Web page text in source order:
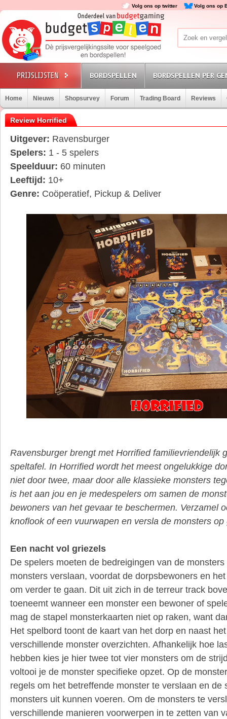
Volg ons op twitter Volg ons op
BORDSPELLEN BORDSPELLEN PER
Home Nieuws Shopsurvey Forum Trading Board Reviews
Review Horrified
Uitgever: Ravensburger
Spelers: 1 - 5 spelers
Speelduur: 60 minuten
Leeftijd: 10+
Genre: Coöperatief, Pickup & Deliver
Ravensburger brengt met Horrified familievriendelijk
speltafel. In Horrified wordt het meest ongelukkige
niet door twee, maar door alle klassieke monsters
is het aan jou en je medespelers om samen de
bewoners van het gevaar te beschermen. Verzamel
knoflook of een vuurwapen en versla de monsters
Een nacht vol griezels
De spelers moeten de bedreigingen van de
monsters verslaan, voordat de dorpsbewoners en
om verder te gaan. Dit uit zich in de terreur track
toeneemt wanneer een monster een bewoner of
mag de stapel monsterkaarten niet op raken, want
Het spelbord toont de kaart van het dorp en naast
verschillende monster overzichten. Afhankelijk hoe
hebben kies je hier twee tot vier monsters om de
voltooi je de monster specifieke opzet. Op de
regels om het betreffende monster te verslaan en de
monsters uit kunnen voeren. Om de monsters te
verschillende manieren voorwerpen in te zetten van